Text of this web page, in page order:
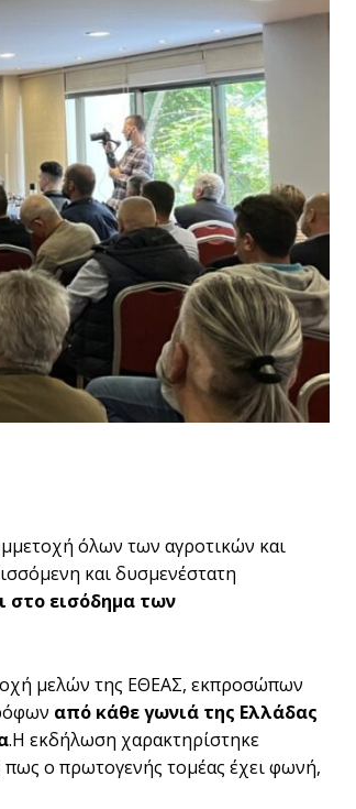
όλων των αγροτικών και
και δυσμενέστατη
στο εισόδημα των
μελών της ΕΘΕΑΣ, εκπροσώπων
από κάθε γωνιά της Ελλάδας
.Η εκδήλωση χαρακτηρίστηκε
πως ο πρωτογενής τομέας έχει φωνή,